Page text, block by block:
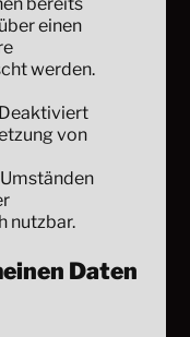
bereits
einen
werden.
von
nutzbar.
Daten